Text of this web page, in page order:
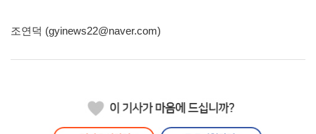
조연덕 (gyinews22@naver.com)